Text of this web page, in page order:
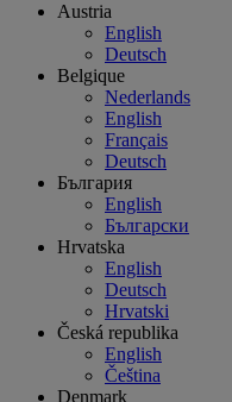
Austria
English
Deutsch
Belgique
Nederlands
English
Français
Deutsch
България
English
Български
Hrvatska
English
Deutsch
Hrvatski
Česká republika
English
Čeština
Denmark